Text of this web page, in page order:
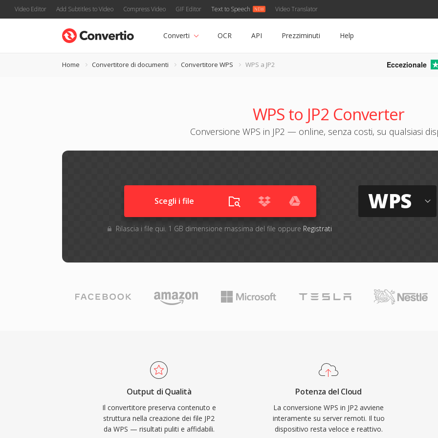
Video Editor Add Subtitles to Video Compress Video GIF Editor Text to Speech Video Translator
Converti OCR API Prezziminuti Help
Home Convertitore di documenti Convertitore WPS WPS a JP2 Eccezionale
WPS to JP2 Converter
Conversione WPS in JP2 — online, senza costi, su qualsiasi
Scegli i file
Rilascia i file qui. 1 GB dimensione massima del file oppure Registrati
WPS
Output di Qualità
Il convertitore preserva contenuto e
struttura nella creazione dei file JP2
da WPS — risultati puliti e affidabili.
Potenza del Cloud
La conversione WPS in JP2 avviene
interamente su server remoti. Il tuo
dispositivo resta veloce e reattivo.